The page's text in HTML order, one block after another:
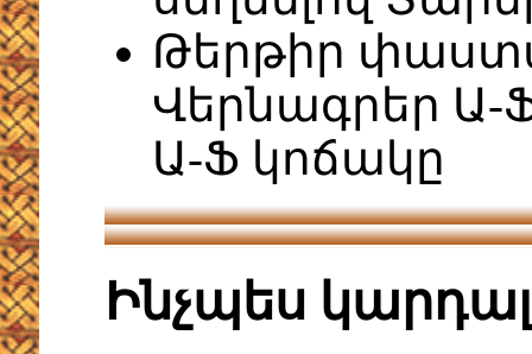
Թերթիր
Վերնագրեր Ա-
Ա-Ֆ կոճակը
Ինչպես